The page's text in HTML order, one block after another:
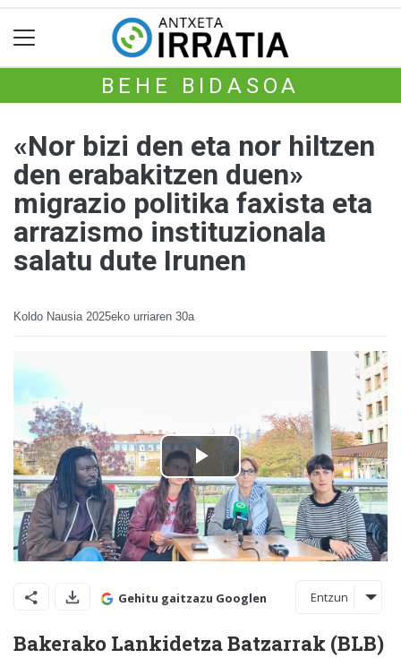
BEHE BIDASOA
«Nor bizi den eta nor hiltzen
den erabakitzen duen»
migrazio politika faxista eta
arrazismo instituzionala
salatu dute Irunen
Koldo Nausia 2025eko urriaren 30a
Gehitu gaitzazu Googlen Entzun
Bakerako Lankidetza Batzarrak (BLB)